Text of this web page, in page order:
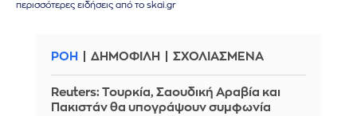
περισσότερες ειδήσεις από το skai.gr
ΡΟΗ ΔΗΜΟΦΙΛΗ ΣΧΟΛΙΑΣΜΕΝΑ
Reuters: Τουρκία, Σαουδική Αραβία και
Πακιστάν θα υπογράψουν συμφωνία